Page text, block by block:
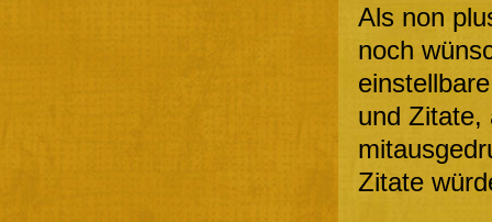
Als non
noch
und Zitate,
Zitate